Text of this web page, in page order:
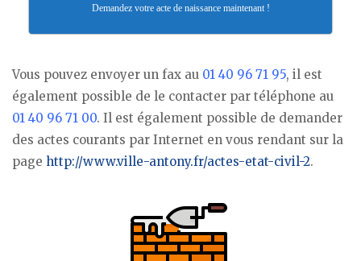
Demandez votre acte de naissance maintenant !
Vous pouvez envoyer un fax au 01 40 96 71 95, il est
également possible de le contacter par téléphone au
01 40 96 71 00. Il est également possible de demander
des actes courants par Internet en vous rendant sur la
page http://www.ville-antony.fr/actes-etat-civil-2.